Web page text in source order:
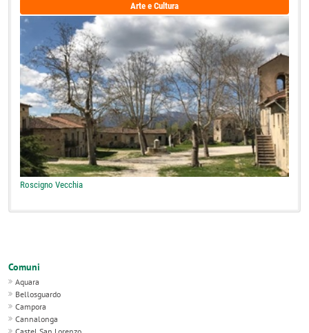
Arte e Cultura
Roscigno Vecchia
Comuni
Aquara
Bellosguardo
Campora
Cannalonga